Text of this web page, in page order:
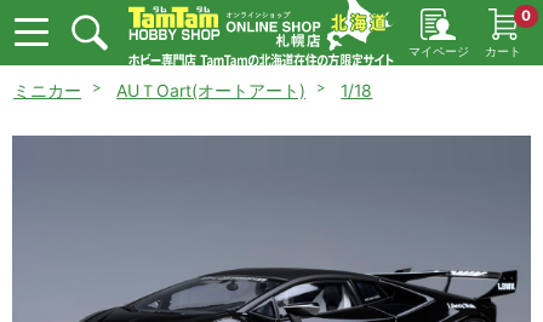
マイページ カート
0
ミニカー AUＴOart(オートアート) 1/18